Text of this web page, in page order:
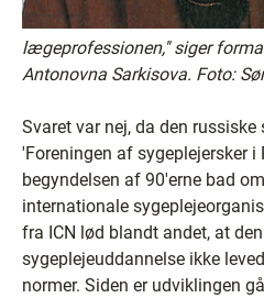
lægeprofessionen,'' siger
Antonovna Sarkisova. Foto:
Svaret var nej, da den
'Foreningen af sygeplejersker i
begyndelsen af 90'erne bad
internationale
fra ICN lød blandt andet, at
sygeplejeuddannelse ikke
normer. Siden er udviklingen